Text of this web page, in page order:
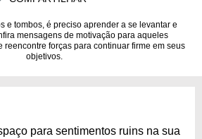
e tombos, é preciso aprender a se levantar e
mensagens de motivação para aqueles
reencontre forças para continuar firme em seus
objetivos.
para sentimentos ruins na sua